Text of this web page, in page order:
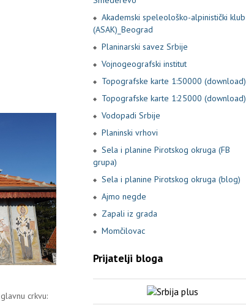
crkvu:
Akademski speleološko-alpinistički klub
(ASAK)_Beograd
Planinarski savez Srbije
Vojnogeografski institut
Topografske karte 1:50000 (download)
Topografske karte 1:25000 (download)
Vodopadi Srbije
Planinski vrhovi
Sela i planine Pirotskog okruga (FB
grupa)
Sela i planine Pirotskog okruga (blog)
Ajmo negde
Zapali iz grada
Momčilovac
Prijatelji bloga